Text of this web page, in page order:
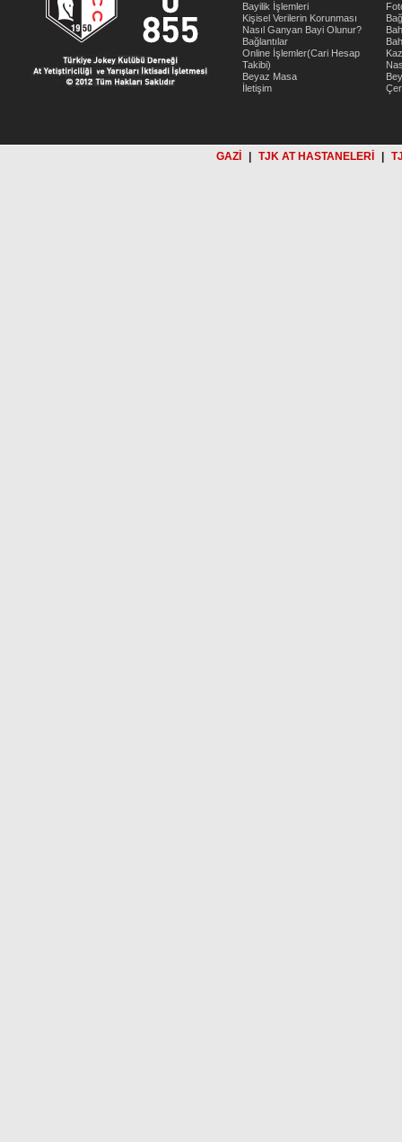
Bayilik İşlemleri
Kişisel Verilerin Korunması
Nasıl Ganyan Bayi Olunur?
Bağlantılar
Online İşlemler(Cari Hesap
Takibi)
Beyaz Masa
İletişim
GAZİ TJK AT HASTANELERİ